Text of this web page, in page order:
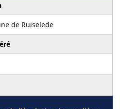
de Ruiselede